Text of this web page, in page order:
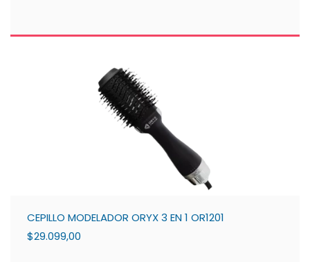
CEPILLO MODELADOR ORYX 3 EN 1 OR1201
$29.099,00